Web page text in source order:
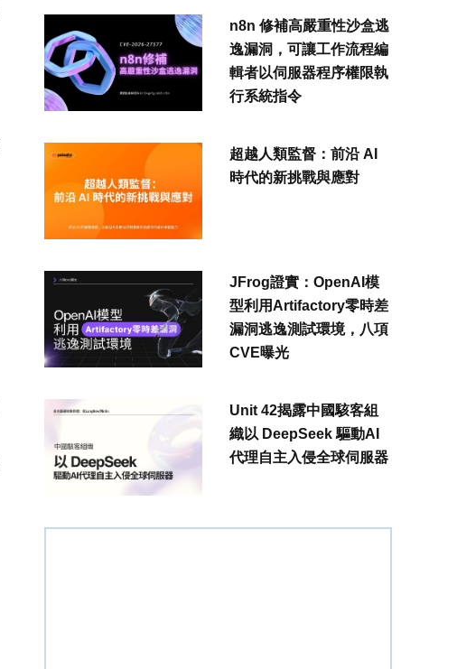
n8n 修補高嚴重性沙盒逃
逸漏洞，可讓工作流程編
輯者以伺服器程序權限執
行系統指令
超越人類監督：前沿 AI
時代的新挑戰與應對
JFrog證實：OpenAI模
型利用Artifactory零時差
漏洞逃逸測試環境，八項
CVE曝光
Unit 42揭露中國駭客組
織以 DeepSeek 驅動AI
代理自主入侵全球伺服器